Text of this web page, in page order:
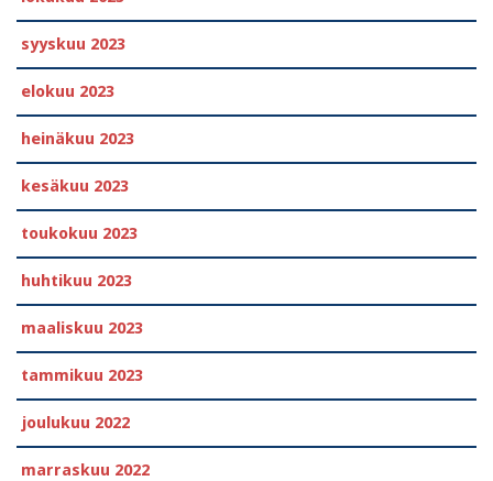
syyskuu 2023
elokuu 2023
heinäkuu 2023
kesäkuu 2023
toukokuu 2023
huhtikuu 2023
maaliskuu 2023
tammikuu 2023
joulukuu 2022
marraskuu 2022